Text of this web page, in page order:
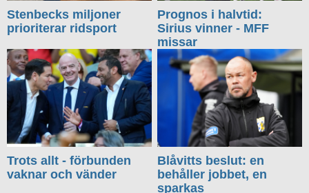
Stenbecks miljoner
prioriterar ridsport
Prognos i halvtid:
Sirius vinner - MFF
missar
Trots allt - förbunden
vaknar och vänder
Blåvitts beslut: en
behåller jobbet, en
sparkas